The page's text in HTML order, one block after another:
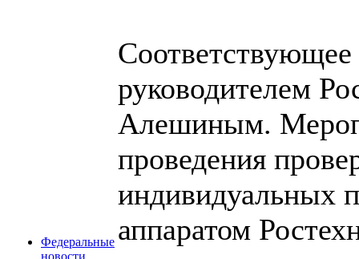
Федеральные
новости
руководителем
Алешиным.
проведения
индивидуальных
аппаратом